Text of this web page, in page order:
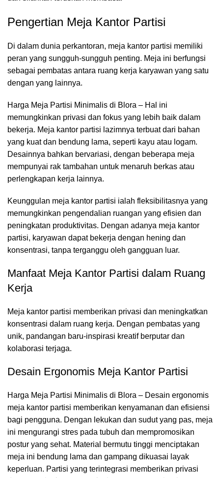
Pengertian Meja Kantor Partisi
Di dalam dunia perkantoran, meja kantor partisi memiliki
peran yang sungguh-sungguh penting. Meja ini berfungsi
sebagai pembatas antara ruang kerja karyawan yang satu
dengan yang lainnya.
Harga Meja Partisi Minimalis di Blora – Hal ini
memungkinkan privasi dan fokus yang lebih baik dalam
bekerja. Meja kantor partisi lazimnya terbuat dari bahan
yang kuat dan bendung lama, seperti kayu atau logam.
Desainnya bahkan bervariasi, dengan beberapa meja
mempunyai rak tambahan untuk menaruh berkas atau
perlengkapan kerja lainnya.
Keunggulan meja kantor partisi ialah fleksibilitasnya yang
memungkinkan pengendalian ruangan yang efisien dan
peningkatan produktivitas. Dengan adanya meja kantor
partisi, karyawan dapat bekerja dengan hening dan
konsentrasi, tanpa terganggu oleh gangguan luar.
Manfaat Meja Kantor Partisi dalam Ruang
Kerja
Meja kantor partisi memberikan privasi dan meningkatkan
konsentrasi dalam ruang kerja. Dengan pembatas yang
unik, pandangan baru-inspirasi kreatif berputar dan
kolaborasi terjaga.
Desain Ergonomis Meja Kantor Partisi
Harga Meja Partisi Minimalis di Blora – Desain ergonomis
meja kantor partisi memberikan kenyamanan dan efisiensi
bagi pengguna. Dengan lekukan dan sudut yang pas, meja
ini mengurangi stres pada tubuh dan mempromosikan
postur yang sehat. Material bermutu tinggi menciptakan
meja ini bendung lama dan gampang dikuasai layak
keperluan. Partisi yang terintegrasi memberikan privasi